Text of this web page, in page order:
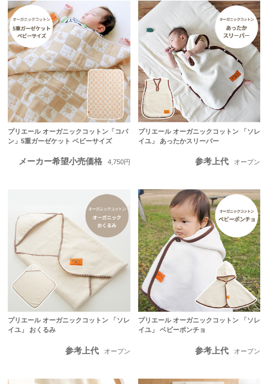
プリエール オーガニックコットン「コパ
ン」5重ガーゼケット ベビーサイズ
メーカー希望小売価格 4,750円
プリエール オーガニックコットン 「ソレ
イユ」 あったかスリーパー
参考上代 オープン
プリエール オーガニックコットン 「ソレ
イユ」 おくるみ
参考上代 オープン
プリエール オーガニックコットン 「ソレ
イユ」 ベビーポンチョ
参考上代 オープン